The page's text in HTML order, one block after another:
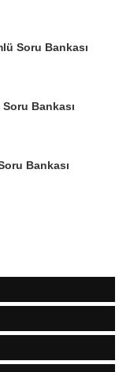
Soru Bankası
Bankası
Bankası